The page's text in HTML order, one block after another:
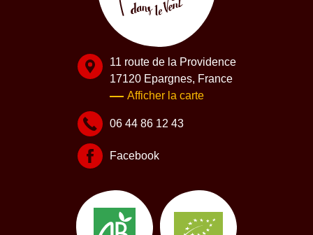
11 route de la Providence
17120 Epargnes, France
Afficher la carte
06 44 86 12 43
Facebook